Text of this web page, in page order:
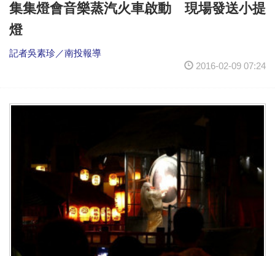
集集燈會音樂蒸汽火車啟動 現場發送小提
燈
記者吳素珍／南投報導
2016-02-09 07:24